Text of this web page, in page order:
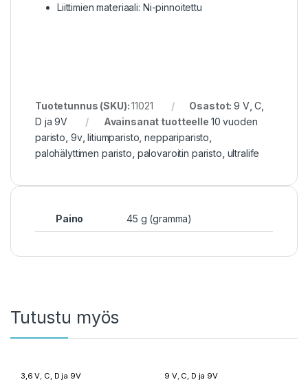
Liittimien materiaali: Ni-pinnoitettu
Tuotetunnus (SKU):11021 Osastot:9 V,C,
D ja 9V
Avainsanat tuotteelle 10 vuoden
paristo 9v,litiumparisto ,neppariparisto
palohälyttimen paristo palovaroitin paristo ultralife
Paino 45 g (gramma)
Tutustu myös
3,6 V, C, D ja 9V 9 V, C, D ja 9V